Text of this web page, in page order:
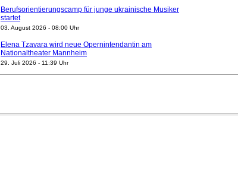
Berufsorientierungscamp für junge ukrainische Musiker
startet
03. August 2026 - 08:00 Uhr
Elena Tzavara wird neue Opernintendantin am
Nationaltheater Mannheim
29. Juli 2026 - 11:39 Uhr
Kammerorchester Heilbronn: Chefdirigent Risto Joost